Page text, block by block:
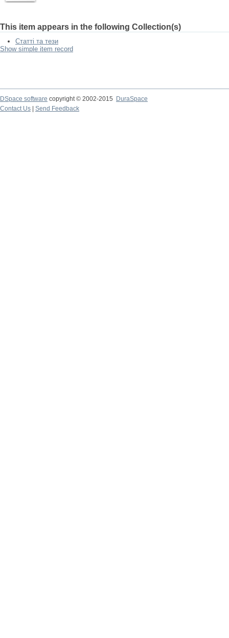
This item appears in the following Collection(s)
Статті та тези
Show simple item record
DSpace software copyright © 2002-2015
DuraSpace
Contact Us
Send Feedback